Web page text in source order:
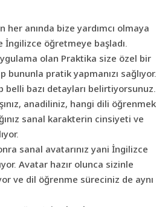
her anında bize yardımcı olmaya
İngilizce öğretmeye başladı.
olan Praktika size özel bir
pratik yapmanızı sağlıyor.
belli bazı detayları belirtiyorsunuz.
anadiliniz, hangi dili öğrenmek
sanal karakterin cinsiyeti ve
sanal avatarınız yani İngilizce
Avatar hazır olunca sizinle
ve dil öğrenme süreciniz de aynı